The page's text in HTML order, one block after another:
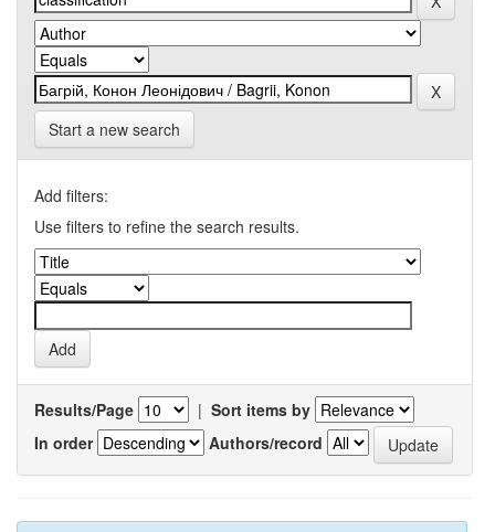
Start a new search
Add filters:
Use filters to refine the search results.
Results/Page | Sort items by
In order
Authors/record